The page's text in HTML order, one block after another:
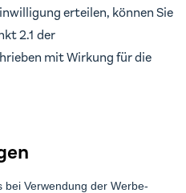
erteilen, können Sie
2.1 der
mit Wirkung für die
bei Verwendung der Werbe-